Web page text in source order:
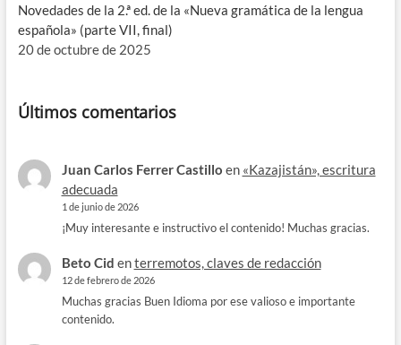
Novedades de la 2.ª ed. de la «Nueva gramática de la lengua
española» (parte VII, final)
20 de octubre de 2025
Últimos comentarios
Juan Carlos Ferrer Castillo en «Kazajistán», escritura
adecuada
1 de junio de 2026
¡Muy interesante e instructivo el contenido! Muchas gracias.
Beto Cid enterremotos, claves de redacción
12 de febrero de 2026
Muchas gracias Buen Idioma por ese valioso e importante
contenido.